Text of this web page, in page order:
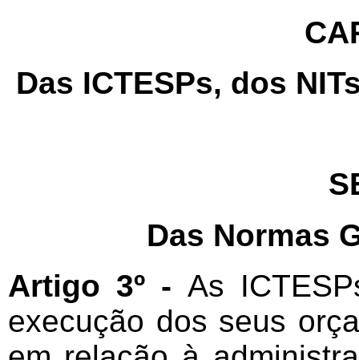
Das ICTESPs, dos
Das Normas
Artigo 3º - As
execução dos seus